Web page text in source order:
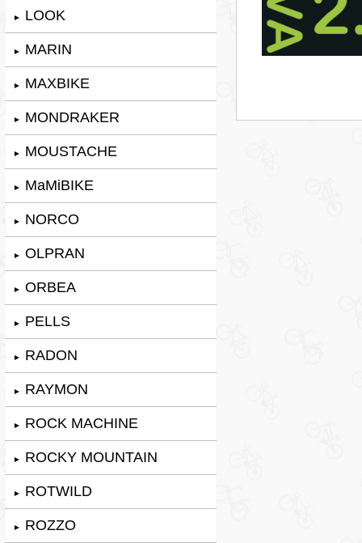
► LOOK
► MARIN
► MAXBIKE
► MONDRAKER
► MOUSTACHE
► MaMiBIKE
► NORCO
► OLPRAN
► ORBEA
► PELLS
► RADON
► RAYMON
► ROCK MACHINE
► ROCKY MOUNTAIN
► ROTWILD
► ROZZO